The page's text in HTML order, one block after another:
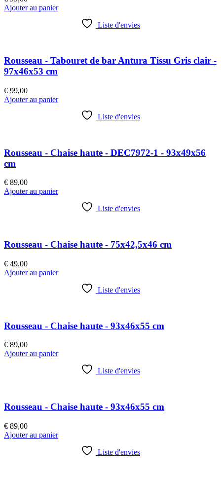
Ajouter au panier
Liste d'envies
Rousseau - Tabouret de bar Antura Tissu Gris clair -
97x46x53 cm
€ 99,00
Ajouter au panier
Liste d'envies
Rousseau - Chaise haute - DEC7972-1 - 93x49x56
cm
€ 89,00
Ajouter au panier
Liste d'envies
Rousseau - Chaise haute - 75x42,5x46 cm
€ 49,00
Ajouter au panier
Liste d'envies
Rousseau - Chaise haute - 93x46x55 cm
€ 89,00
Ajouter au panier
Liste d'envies
Rousseau - Chaise haute - 93x46x55 cm
€ 89,00
Ajouter au panier
Liste d'envies